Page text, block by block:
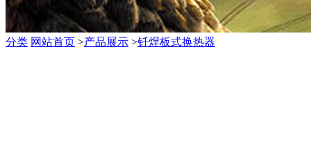
分类 网站首页 >产品展示 >钎焊板式换热器